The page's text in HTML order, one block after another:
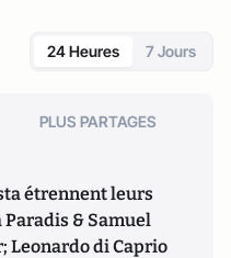
24 Heures 7 Jours
PLUS PARTAGES
étrennent leurs
& Samuel
Leonardo di Caprio